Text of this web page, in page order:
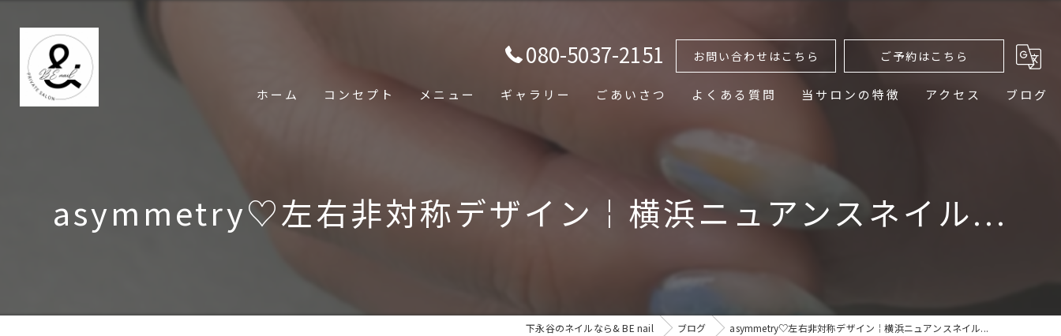
080-5037-2151 お問い合わせはこちら ご予約はこちら
ホーム コンセプト メニュー ギャラリー ごあいさつ よくある質問 当サロンの特徴
デザイン
ネイルケア
おしゃれ
アクセス ブログ
asymmetry♡左右非対称デザイン￤横浜ニュアンスネイル...
下永谷のネイルなら& BE nail ブログ asymmetry♡左右非対称デザイン￤横浜ニュアンスネイル...